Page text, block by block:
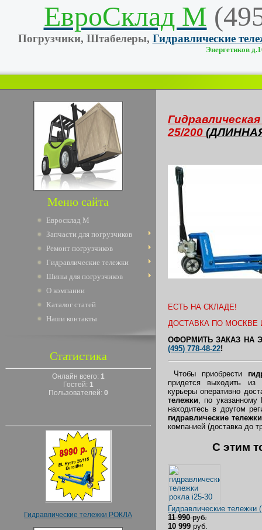
ЕвроСклад М
Погрузчики, Штабелеры, Гидравлические
Энергетиков
Меню сайта
Евросклад М
Запчасти для погрузчиков
Ремонт погрузчиков
Гидравлические тележки
Шины для погрузчиков
О компании
Каталог статей
Наши контакты
Статистика
Онлайн всего: 1
Гостей: 1
Пользователей: 0
Гидравлические тележки РОКЛА
25/200
ЕСТЬ НА СКЛАДЕ!
ДОСТАВКА ПО МОСКВЕ
ОФОРМИТЬ ЗАКАЗ НА
(495) 778-48-22!
Чтобы приобрести
придется выходить
курьеры оперативно
тележки, по
находитесь в другом
гидравлические тележки
компанией (доставка до
C этим
Гидравлические
11 990руб.
10 999 руб.